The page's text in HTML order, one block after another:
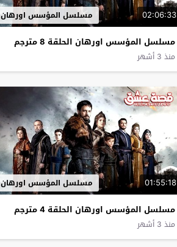
02:06:33 مسلسل المؤسس اورهان
مسلسل المؤسس اورهان الحلقة 8 مترجم
منذ 3 أشهر
01:55:18 مسلسل المؤسس اورهان
مسلسل المؤسس اورهان الحلقة 4 مترجم
منذ 3 أشهر